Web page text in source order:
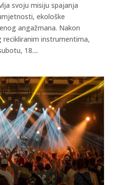
svoju misiju spajanja
ekološke
angažmana. Nakon
instrumentima,
18....